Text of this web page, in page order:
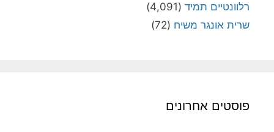
רלוונטיים תמיד (4,091)
שרית אונגר משיח (72)
פוסטים אחרונים